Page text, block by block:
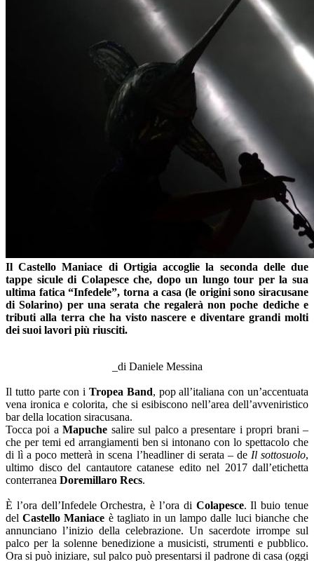
Il Castello Maniace di Ortigia accoglie la seconda delle due
tappe sicule di Colapesce che, dopo un lungo tour per la sua
ultima fatica “Infedele”, torna a casa (le origini sono siracusane
di Solarino) per una serata che regalerà non poche dediche e
tributi alla terra che ha visto nascere e diventare grandi molti
dei suoi lavori più riusciti.
_di Daniele Messina
Il tutto parte con i Tropea Band, pop all’italiana con un’accentuata
vena ironica e colorita, che si esibiscono nell’area dell’avveniristico
bar della location siracusana.
Tocca poi a Mapuche salire sul palco a presentare i propri brani –
che per temi ed arrangiamenti ben si intonano con lo spettacolo che
di lì a poco metterà in scena l’headliner di serata – de Il sottosuolo,
ultimo disco del cantautore catanese edito nel 2017 dall’etichetta
conterranea Doremillaro Recs.
È l’ora dell’Infedele Orchestra, è l’ora di Colapesce. Il buio tenue
delCastello Maniace è tagliato in un lampo dalle luci bianche che
annunciano l’inizio della celebrazione. Un sacerdote irrompe sul
palco per la solenne benedizione a musicisti, strumenti e pubblico.
Ora si può iniziare, sul palco può presentarsi il padrone di casa (oggi